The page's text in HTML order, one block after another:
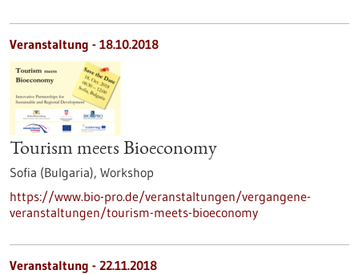
Veranstaltung - 18.10.2018
Tourism meets Bioeconomy
Sofia (Bulgaria), Workshop
https://www.bio-pro.de/veranstaltungen/vergangene-
veranstaltungen/tourism-meets-bioeconomy
Veranstaltung - 22.11.2018